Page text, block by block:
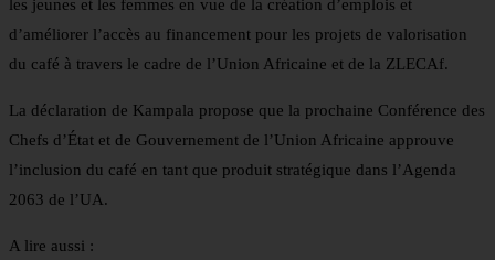
les jeunes et les femmes en vue de la création d’emplois et
d’améliorer l’accès au financement pour les projets de valorisation
du café à travers le cadre de l’Union Africaine et de la ZLECAf.
La déclaration de Kampala propose que la prochaine Conférence des
Chefs d’État et de Gouvernement de l’Union Africaine approuve
l’inclusion du café en tant que produit stratégique dans l’Agenda
2063 de l’UA.
A lire aussi :